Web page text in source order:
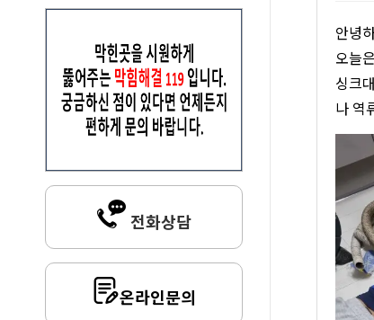
전화상담
온라인문의
안녕
오늘
싱크
나 역